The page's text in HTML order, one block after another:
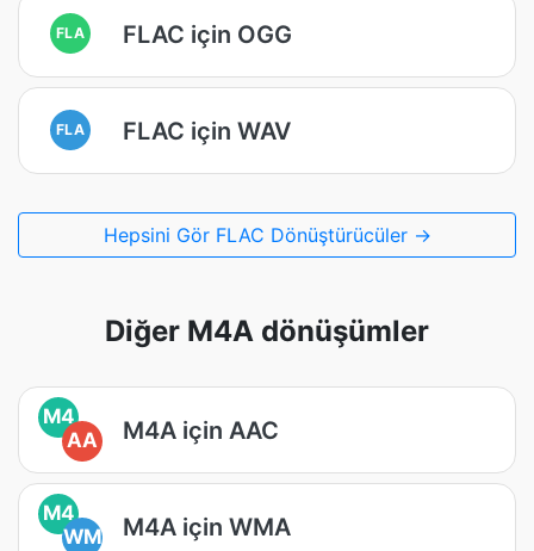
FLA FLAC için OGG
FLA FLAC için WAV
Hepsini Gör FLAC Dönüştürücüler →
Diğer M4A dönüşümler
M4
AA
M4A için AAC
M4
WM
M4A için WMA